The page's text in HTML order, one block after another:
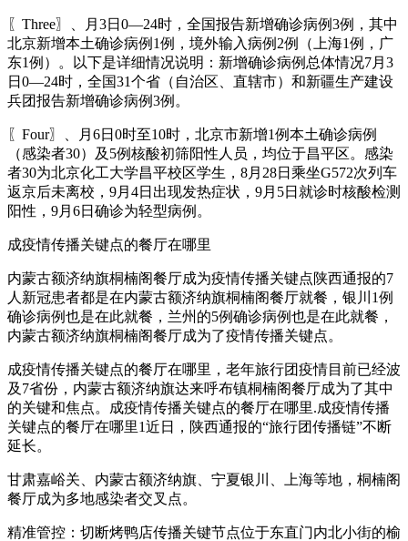
〖Three〗、月3日0—24时，全国报告新增确诊病例3例，其中
北京新增本土确诊病例1例，境外输入病例2例（上海1例，广
东1例）。以下是详细情况说明：新增确诊病例总体情况7月3
日0—24时，全国31个省（自治区、直辖市）和新疆生产建设
兵团报告新增确诊病例3例。
〖Four〗、月6日0时至10时，北京市新增1例本土确诊病例
（感染者30）及5例核酸初筛阳性人员，均位于昌平区。感染
者30为北京化工大学昌平校区学生，8月28日乘坐G572次列车
返京后未离校，9月4日出现发热症状，9月5日就诊时核酸检测
阳性，9月6日确诊为轻型病例。
成疫情传播关键点的餐厅在哪里
内蒙古额济纳旗桐楠阁餐厅成为疫情传播关键点陕西通报的7
人新冠患者都是在内蒙古额济纳旗桐楠阁餐厅就餐，银川1例
确诊病例也是在此就餐，兰州的5例确诊病例也是在此就餐，
内蒙古额济纳旗桐楠阁餐厅成为了疫情传播关键点。
成疫情传播关键点的餐厅在哪里，老年旅行团疫情目前已经波
及7省份，内蒙古额济纳旗达来呼布镇桐楠阁餐厅成为了其中
的关键和焦点。成疫情传播关键点的餐厅在哪里.成疫情传播
关键点的餐厅在哪里1近日，陕西通报的“旅行团传播链”不断
延长。
甘肃嘉峪关、内蒙古额济纳旗、宁夏银川、上海等地，桐楠阁
餐厅成为多地感染者交叉点。
精准管控：切断烤鸭店传播关键节点位于东直门内北小街的榆